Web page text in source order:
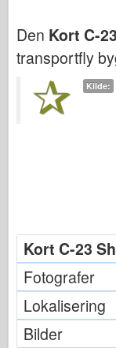
Cyber-Hobby
Dragon
Eduard
Hasegawa
Heller
HobbyBoss
IBG-modeller
Icm
Den Kort C-
transportfly
Kilde:
Kort C-23
Fotografer
Lokalisering
Bilder